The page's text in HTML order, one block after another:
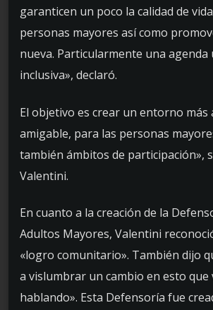
garanticen un poco la calidad de
personas mayores así como
nueva. Particularmente una agenda
inclusiva», declaró.
El objetivo es crear un entorno más
amigable, para las personas
también ámbitos de participación»,
Valentini.
En cuanto a la creación de la
Adultos Mayores, Valentini
«logro comunitario». También dijo
a vislumbrar un cambio en esto que
hablando». Esta Defensoría fue